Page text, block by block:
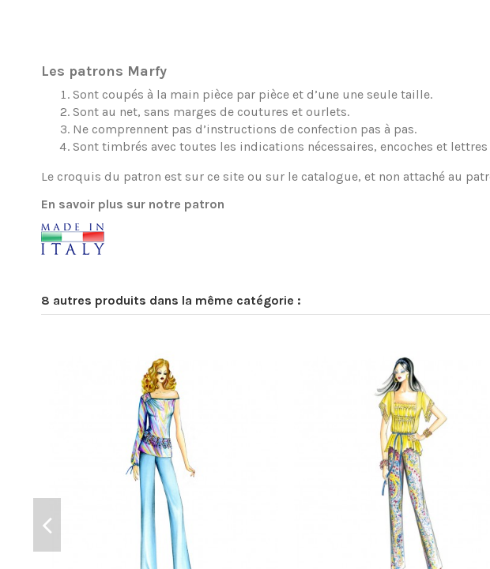
Les patrons Marfy
Sont coupés à la main pièce par pièce et d’une une seule taille.
Sont au net, sans marges de coutures et ourlets.
Ne comprennent pas d’instructions de confection pas à pas.
Sont timbrés avec toutes les indications nécessaires, encoches et
Le croquis du patron est sur ce site ou sur le catalogue, et non attaché au
En savoir plus sur notre patron
8 autres produits dans la même catégorie :